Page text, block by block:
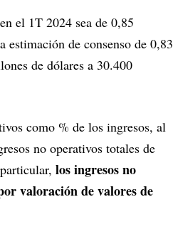
el 1T 2024 sea de 0,85
estimación de consenso de 0,83
de dólares a 30.400
como % de los ingresos, al
no operativos totales de
los ingresos no
valoración de valores de